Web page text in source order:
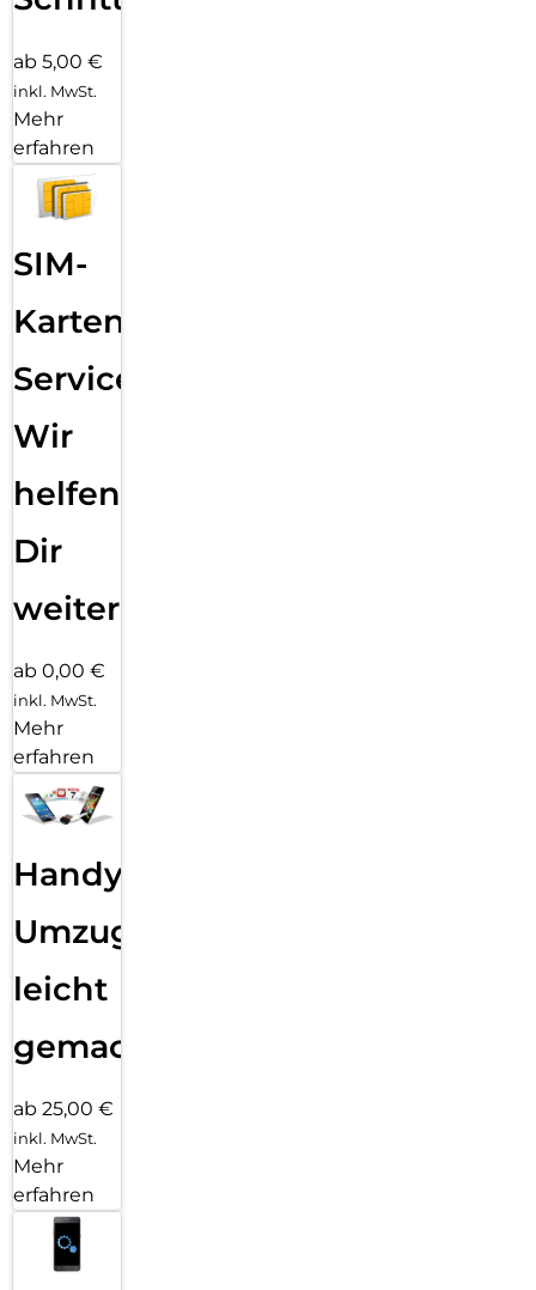
ab 5,00 €
inkl. MwSt.
Mehr
erfahren
SIM-
Karten
Service:
Wir
helfen
Dir
weiter
ab 0,00 €
inkl. MwSt.
Mehr
erfahren
Handy
Umzug
leicht
gemacht!
ab 25,00 €
inkl. MwSt.
Mehr
erfahren